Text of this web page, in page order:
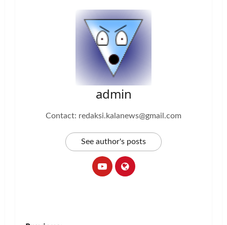
admin
Contact: redaksi.kalanews@gmail.com
See author's posts